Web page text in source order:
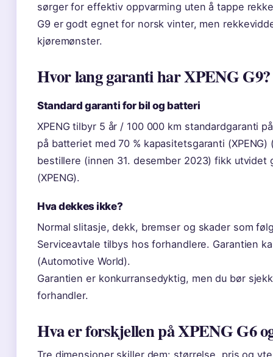
sørger for effektiv oppvarming uten å tappe
G9 er godt egnet for norsk vinter, men
kjøremønster.
Hvor lang garanti har XPENG G9?
Standard garanti for bil og batteri
XPENG tilbyr 5 år / 100 000 km standardgaranti
på batteriet med 70 % kapasitetsgaranti
bestillere (innen 31. desember 2023) fikk utvidet
(XPENG).
Hva dekkes ikke?
Normal slitasje, dekk, bremser og skader som
Serviceavtale tilbys hos forhandlere. Garantien
(Automotive World).
Garantien er konkurransedyktig, men du bør
forhandler.
Hva er forskjellen på XPENG G6